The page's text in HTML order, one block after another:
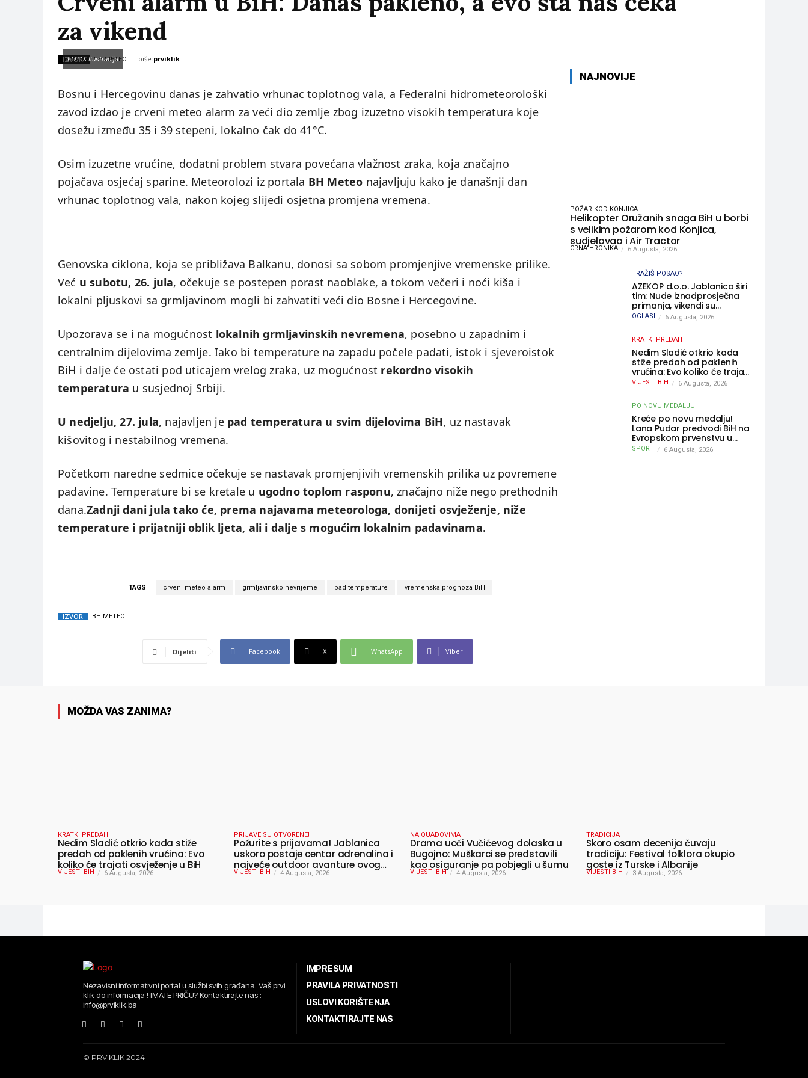
za vikend
IZVOR: BH METEO piše:prviklik
FOTO: Ilustracija
Bosnu i Hercegovinu danas je zahvatio vrhunac toplotnog vala, a Federalni hidrometeorološki
zavod izdao je crveni meteo alarm za veći dio zemlje zbog izuzetno visokih temperatura koje
dosežu između 35 i 39 stepeni, lokalno čak do 41°C.
Osim izuzetne vrućine, dodatni problem stvara povećana vlažnost zraka, koja značajno
pojačava osjećaj sparine. Meteorolozi iz portala BH Meteo najavljuju kako je današnji dan
vrhunac toplotnog vala, nakon kojeg slijedi osjetna promjena vremena.
Genovska ciklona, koja se približava Balkanu, donosi sa sobom promjenjive vremenske prilike.
Već u subotu, 26. jula, očekuje se postepen porast naoblake, a tokom večeri i noći kiša i
lokalni pljuskovi sa grmljavinom mogli bi zahvatiti veći dio Bosne i Hercegovine.
Upozorava se i na mogućnost lokalnih grmljavinskih nevremena, posebno u zapadnim i
centralnim dijelovima zemlje. Iako bi temperature na zapadu počele padati, istok i sjeveroistok
BiH i dalje će ostati pod uticajem vrelog zraka, uz mogućnost rekordno visokih
temperatura u susjednoj Srbiji.
U nedjelju, 27. jula, najavljen je pad temperatura u svim dijelovima BiH, uz nastavak
kišovitog i nestabilnog vremena.
Početkom naredne sedmice očekuje se nastavak promjenjivih vremenskih prilika uz povremene
padavine. Temperature bi se kretale u ugodno toplom rasponu, značajno niže nego prethodnih
dana.Zadnji dani jula tako će, prema najavama meteorologa, donijeti osvježenje, niže
temperature i prijatniji oblik ljeta, ali i dalje s mogućim lokalnim padavinama.
TAGS crveni meteo alarm grmljavinsko nevrijeme pad temperature vremenska prognoza BiH
IZVOR BH METEO
Dijeliti Facebook X WhatsApp Viber
NAJNOVIJE
POŽAR KOD KONJICA
Helikopter Oružanih snaga BiH u borbi
s velikim požarom kod Konjica,
sudjelovao i Air Tractor
CRNA HRONIKA 6 Augusta, 2026
TRAŽIŠ POSAO?
AZEKOP d.o.o. Jablanica širi
tim: Nude iznadprosječna
primanja, vikendi su
slobodni, traži se više
OGLASI 6 Augusta, 2026
KRATKI PREDAH
Nedim Sladić otkrio kada
stiže predah od paklenih
vrućina: Evo koliko će trajati
osvježenje u BiH
VIJESTI BIH 6 Augusta, 2026
PO NOVU MEDALJU
Kreće po novu medalju!
Lana Pudar predvodi BiH na
Evropskom prvenstvu u
Parizu
SPORT 6 Augusta, 2026
MOŽDA VAS ZANIMA?
KRATKI PREDAH
Nedim Sladić otkrio kada stiže
predah od paklenih vrućina: Evo
koliko će trajati osvježenje u BiH
VIJESTI BIH 6 Augusta, 2026
PRIJAVE SU OTVORENE!
Požurite s prijavama! Jablanica
uskoro postaje centar adrenalina i
najveće outdoor avanture ovog
ljeta
VIJESTI BIH 4 Augusta, 2026
NA QUADOVIMA
Drama uoči Vučićevog dolaska u
Bugojno: Muškarci se predstavili
kao osiguranje pa pobjegli u šumu
VIJESTI BIH 4 Augusta, 2026
TRADICIJA
Skoro osam decenija čuvaju
tradiciju: Festival folklora okupio
goste iz Turske i Albanije
VIJESTI BIH 3 Augusta, 2026
Nezavisni informativni portal u službi svih građana. Vaš prvi
klik do informacija ! IMATE PRIČU? Kontaktirajte nas :
info@prviklik.ba
IMPRESUM
PRAVILA PRIVATNOSTI
USLOVI KORIŠTENJA
KONTAKTIRAJTE NAS
© PRVIKLIK 2024